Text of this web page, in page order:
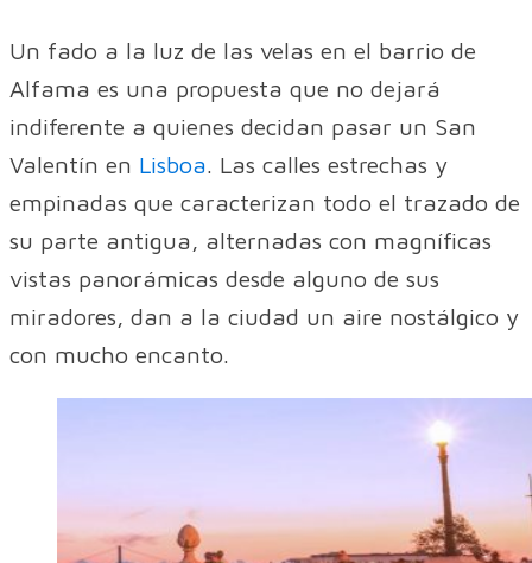
Un fado a la luz de las velas en el barrio de
Alfama es una propuesta que no dejará
indiferente a quienes decidan pasar un San
Valentín en Lisboa. Las calles estrechas y
empinadas que caracterizan todo el trazado de
su parte antigua, alternadas con magníficas
vistas panorámicas desde alguno de sus
miradores, dan a la ciudad un aire nostálgico y
con mucho encanto.